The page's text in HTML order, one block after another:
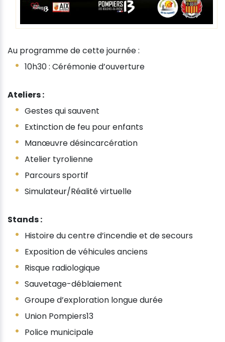
Au programme de cette journée :
10h30 : Cérémonie d’ouverture
Ateliers :
Gestes qui sauvent
Extinction de feu pour enfants
Manœuvre désincarcération
Atelier tyrolienne
Parcours sportif
Simulateur/Réalité virtuelle
Stands :
Histoire du centre d’incendie et de secours
Exposition de véhicules anciens
Risque radiologique
Sauvetage-déblaiement
Groupe d’exploration longue durée
Union Pompiers13
Police municipale